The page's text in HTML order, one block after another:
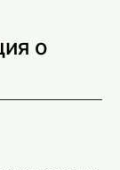
о